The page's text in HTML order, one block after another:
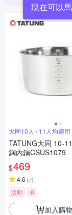
現在可以
大同10人 / 11人均適用
TATUNG大同 10-
鋼內鍋CSUS1079
$469
4.6 (7)
活動 券
加入購